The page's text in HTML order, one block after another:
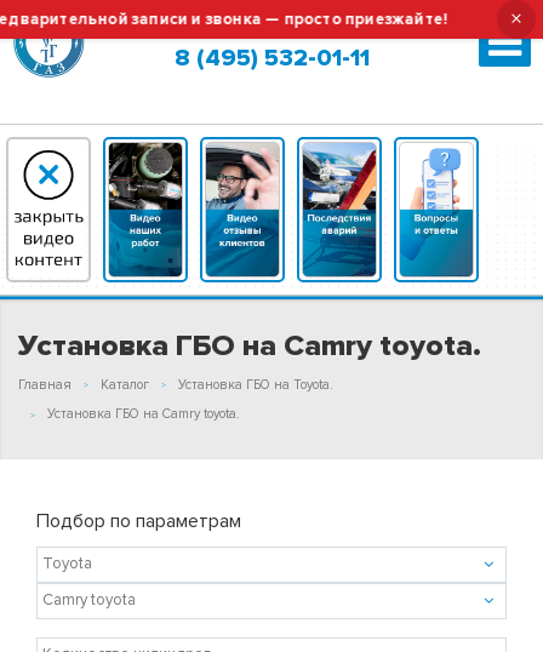
и звонка — просто приезжайте! Тех.обслуживание
×
Москва (сменить город?)
8 (495) 532-01-11
Установка ГБО на Camry toyota.
Главная Каталог
Установка ГБО на Toyota.
Установка ГБО на Camry toyota.
Подбор по параметрам